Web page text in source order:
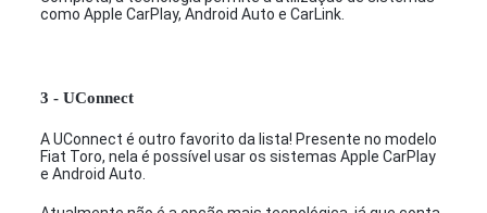
como Apple CarPlay, Android Auto e CarLink.
3 - UConnect
A UConnect é outro favorito da lista! Presente no modelo
Fiat Toro, nela é possível usar os sistemas Apple CarPlay
e Android Auto.